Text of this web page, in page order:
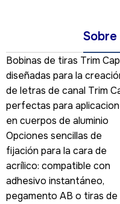
Bobinas de tiras Trim Cap
diseñadas para la
de letras de canal Trim
perfectas para
en cuerpos de aluminio
Opciones sencillas de
fijación para la cara de
acrílico: compatible con
adhesivo instantáneo,
pegamento AB o tiras de